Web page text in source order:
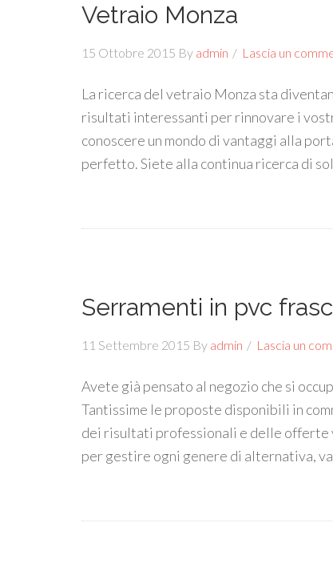
Vetraio Monza
15 Ottobre 2015 By admin Lascia un
La ricerca del vetraio Monza sta
risultati interessanti per rinnovare i
conoscere un mondo di vantaggi alla
perfetto. Siete alla continua ricerca di
Serramenti in pvc
11 Settembre 2015 By admin Lascia un
Avete già pensato al negozio che si
Tantissime le proposte disponibili in
dei risultati professionali e delle offerte
per gestire ogni genere di alternativa,